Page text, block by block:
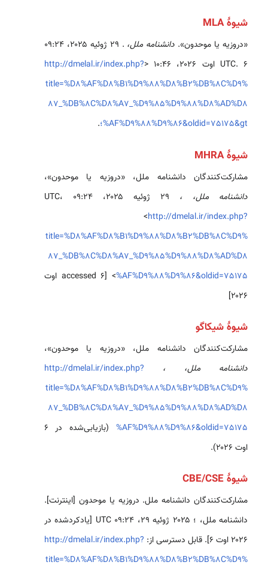
شیوهٔ MLA
«دروزیه یا موحدون». دانشنامه ملل،
. ۲۹ ژوئیه ۲۰۲۵، ‏۰۹:۲۴
UTC. ۶ اوت ۲۰۲۶، ‏۱۰:۴۶ <
http://dmelal.ir/index.php?
title=%D8%AF%D8%B1%D9%88%D8%B2%DB%8C%D9%
87_%DB%8C%D8%A7_%D9%85%D9%88%D8%AD%D8
%AF%D9%88%D9%86&oldid=75175&gt؛ .
شیوهٔ MHRA
مشارکت‌کنندگان دانشنامه ملل، «دروزیه یا موحدون»،
دانشنامه ملل، ،
۲۹ ژوئیه ۲۰۲۵، ‏۰۹:۲۴ UTC،
<http://dmelal.ir/index.php?
title=%D8%AF%D8%B1%D9%88%D8%B2%DB%8C%D9%
87_%DB%8C%D8%A7_%D9%85%D9%88%D8%AD%D8
%AF%D9%88%D9%86&oldid=75175
> [accessed ۶ اوت
۲۰۲۶]
شیوهٔ شیکاگو
مشارکت‌کنندگان دانشنامه ملل، «دروزیه یا موحدون»،
دانشنامه ملل، ،
http://dmelal.ir/index.php?
title=%D8%AF%D8%B1%D9%88%D8%B2%DB%8C%D9%
87_%DB%8C%D8%A7_%D9%85%D9%88%D8%AD%D8
%AF%D9%88%D9%86&oldid=75175
(بازیابی‌شده در ۶
اوت ۲۰۲۶).
شیوهٔ CBE/CSE
مشارکت‌کنندگان دانشنامه ملل. دروزیه یا موحدون [اینترنت].
دانشنامه ملل، ؛ ۲۰۲۵ ژوئیه ۲۹، ‏۰۹:۲۴ UTC [یادکردشده در
۲۰۲۶ اوت ۶]. قابل دسترسی از:
http://dmelal.ir/index.php?
title=%D8%AF%D8%B1%D9%88%D8%B2%DB%8C%D9%